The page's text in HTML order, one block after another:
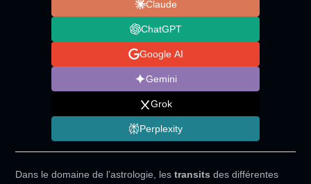
Claude
ChatGPT
Google AI
Gemini
Grok
Perplexity
Dans le domaine de l’astrologie, lestransits des différentes